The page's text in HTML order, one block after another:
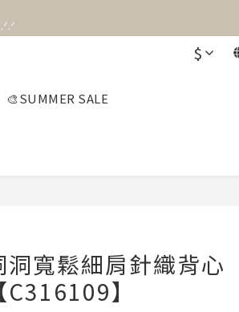
$
🎨SUMMER SALE
洞寬鬆細肩針織背心
【C316109】